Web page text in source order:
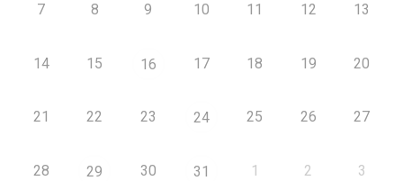
7 8 9 10 11 12 13
14 15 16 17 18 19 20
21 22 23 24 25 26 27
28 29 30 31 1 2 3